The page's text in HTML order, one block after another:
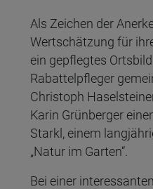
Als Zeichen der
Wertschätzung für
ein gepflegtes
Rabattelpfleger
Christoph
Karin Grünberger
Starkl, einem
„Natur im Garten“.
Bei einer